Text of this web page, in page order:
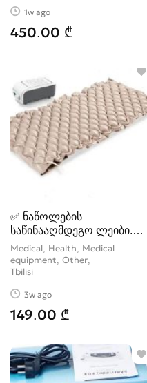
1w ago
450.00 ₾
✅ ნაწოლების
საწინააღმდეგო ლეიბი.
210/90 სმ ✅მაქსიმ
Medical, Health, Medical
equipment, Other
Tbilisi
3w ago
149.00 ₾